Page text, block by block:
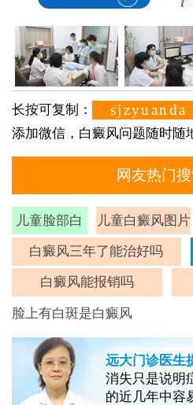
长按可复制： sjzyuanda
添加微信，白癜风问题随时随
网友热门
儿童脸部白
斑
儿童白癜风图片
白癜风三年了能治好吗
白癜风能报销吗
脸上有白斑是白癜风
远大门诊医生
消失只是说明
的近几年中容